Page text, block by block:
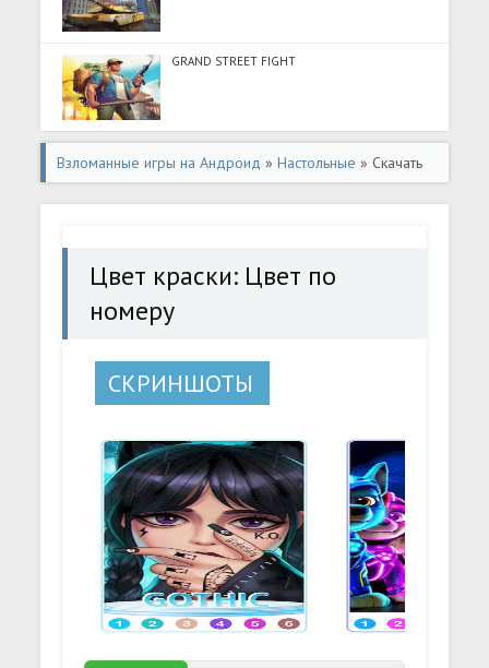
GRAND STREET FIGHT
Взломанные игры на Андроид »Настольные » Скачать
Цвет краски: Цвет по номеру (Разблокировано все) на
Цвет краски: Цвет по
номеру
СКРИНШОТЫ